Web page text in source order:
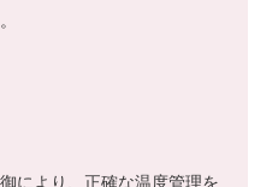
により、正確な温度管理を